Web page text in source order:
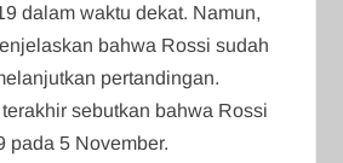
dalam waktu dekat. Namun,
bahwa Rossi sudah
pertandingan.
sebutkan bahwa Rossi
pada 5 November.